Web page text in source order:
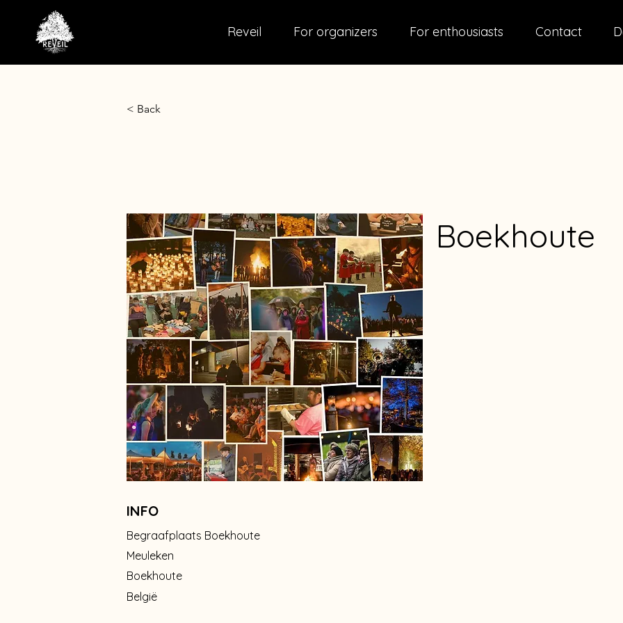
Reveil For organizers For enthousiasts Contact
< Back
Boekhoute
Begraafplaats Boekhoute
INFO
Meuleken
Boekhoute
België